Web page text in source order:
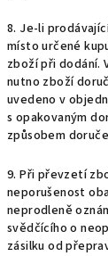
8. Je-li
místo určené
zboží při dodání.
nutno zboží
uvedeno v
s opakovaným
způsobem
9. Při převzetí
neporušenost
neprodleně
svědčícího o
zásilku od